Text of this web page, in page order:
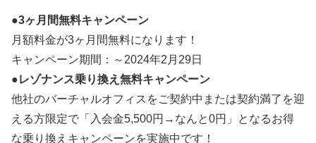
●3ヶ月間無料キャンペーン
月額料金が3ヶ月間無料になります！
キャンペーン期間：～2024年2月29日
●レゾナンス乗り換え無料キャンペーン
他社のバーチャルオフィスをご契約中または契約満了を迎
える方限定で「入会金5,500円→なんと0円」となるお得
な乗り換えキャンペーンを実施中です！